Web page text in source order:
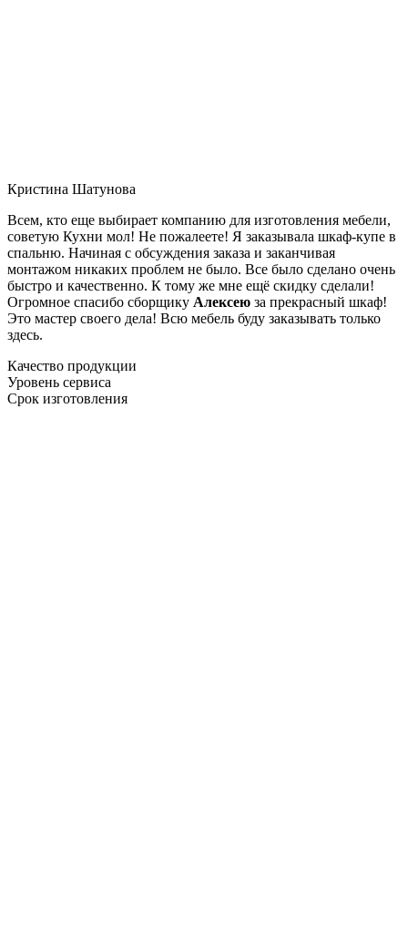
Кристина Шатунова
Всем, кто еще выбирает компанию для изготовления мебели,
советую Кухни мол! Не пожалеете! Я заказывала шкаф-купе в
спальню. Начиная с обсуждения заказа и заканчивая
монтажом никаких проблем не было. Все было сделано очень
быстро и качественно. К тому же мне ещё скидку сделали!
Огромное спасибо сборщику Алексею за прекрасный шкаф!
Это мастер своего дела! Всю мебель буду заказывать только
здесь.
Качество продукции
Уровень сервиса
Срок изготовления